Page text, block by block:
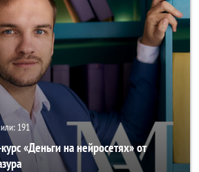
191
«Деньги на нейросетях» от